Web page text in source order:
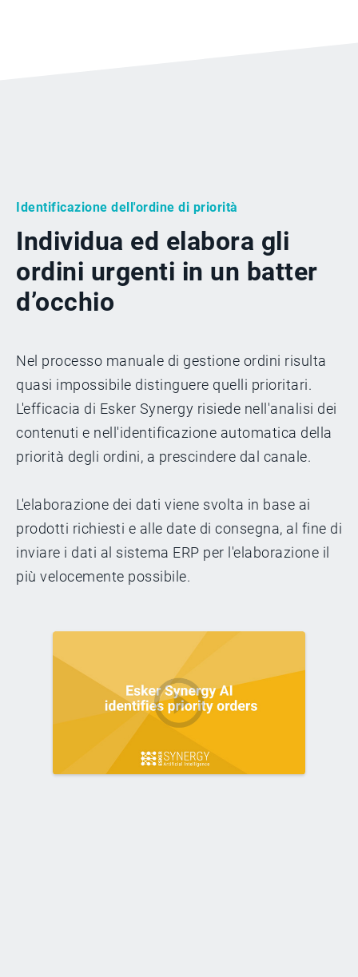
Identificazione dell'ordine di priorità
Individua ed elabora gli
ordini urgenti in un batter
d’occhio
Nel processo manuale di gestione ordini risulta
quasi impossibile distinguere quelli prioritari.
L'efficacia di Esker Synergy risiede nell'analisi dei
contenuti e nell'identificazione automatica della
priorità degli ordini, a prescindere dal canale.
L'elaborazione dei dati viene svolta in base ai
prodotti richiesti e alle date di consegna, al fine di
inviare i dati al sistema ERP per l'elaborazione il
più velocemente possibile.